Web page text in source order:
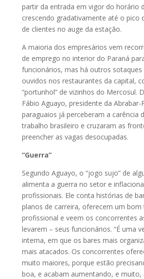
partir da entrada em vigor do horário
crescendo gradativamente até o pico
de clientes no auge da estação.
A maioria dos empresários vem
de emprego no interior do Paraná
funcionários, mas há outros
ouvidos nos restaurantes da capital,
“portunhol” de vizinhos do Mercosul.
Fábio Aguayo, presidente da Abrabar-
paraguaios já perceberam a carência
trabalho brasileiro e cruzaram as
preencher as vagas desocupadas.
“Guerra”
Segundo Aguayo, o “jogo sujo” de
alimenta a guerra no setor e
profissionais. Ele conta histórias de
planos de carreira, oferecem um
profissional e veem os concorrentes
levarem – seus funcionários. “É uma
interna, em que os bares mais
mais atacados. Os concorrentes
muito maiores, porque estão
boa, e acabam aumentando, e muito,